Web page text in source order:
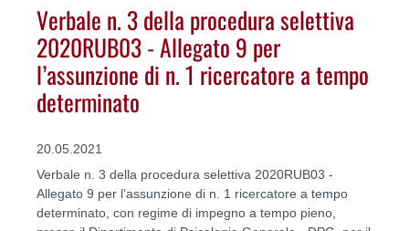
Verbale n. 3 della procedura selettiva
2020RUB03 - Allegato 9 per
l’assunzione di n. 1 ricercatore a tempo
determinato
20.05.2021
Verbale n. 3 della procedura selettiva 2020RUB03 -
Allegato 9 per l’assunzione di n. 1 ricercatore a tempo
determinato, con regime di impegno a tempo pieno,